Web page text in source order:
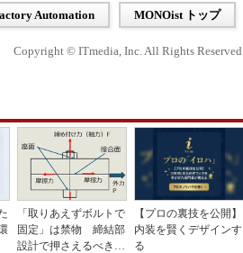
Automation MONOist トップ
Copyright © ITmedia, Inc. All Rights Reserved.
「取りあえずボルトで
固定」は禁物 締結部
設計で押さえるべき基
【プロの裏技を公開】
内装を賢くデザインす
る